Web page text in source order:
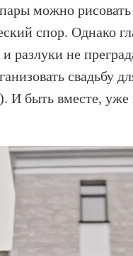
можно
спор. Однако
разлуки не
свадьбу
И быть вместе, уже